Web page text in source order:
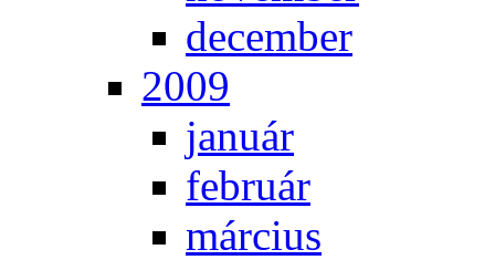
de­cem­ber
2009
ja­nu­ár
feb­ru­ár
már­ci­us